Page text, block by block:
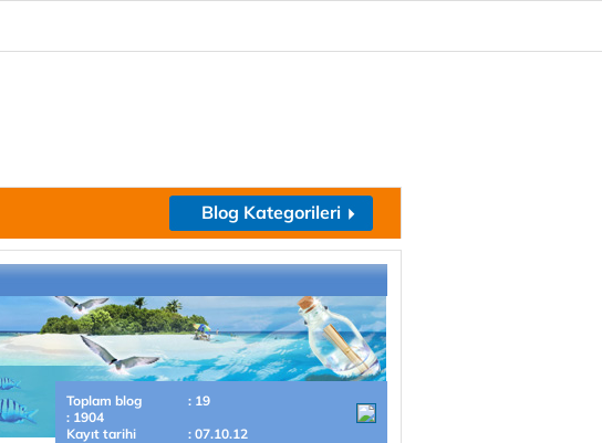
Blog Kategorileri
Toplam blog
: 19
: 1904
Kayıt tarihi
: 07.10.12